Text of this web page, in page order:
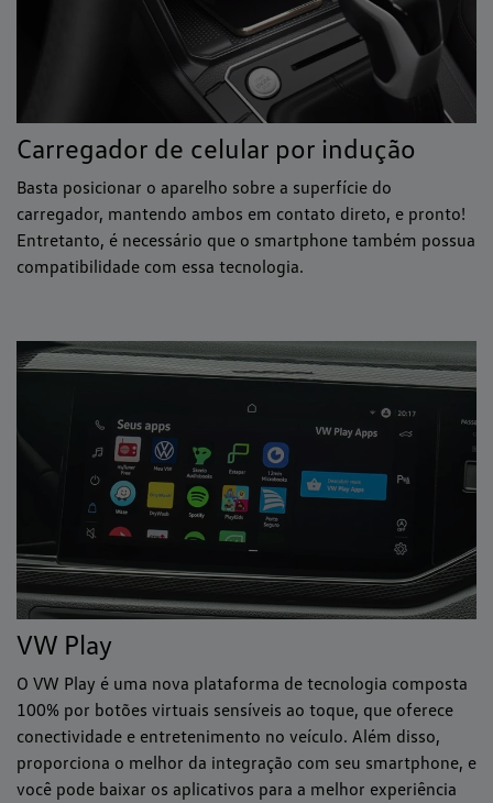
Carregador de celular por indução
Basta posicionar o aparelho sobre a superfície do
carregador, mantendo ambos em contato direto, e pronto!
Entretanto, é necessário que o smartphone também possua
compatibilidade com essa tecnologia.
VW Play
O VW Play é uma nova plataforma de tecnologia composta
100% por botões virtuais sensíveis ao toque, que oferece
conectividade e entretenimento no veículo. Além disso,
proporciona o melhor da integração com seu smartphone, e
você pode baixar os aplicativos para a melhor experiência